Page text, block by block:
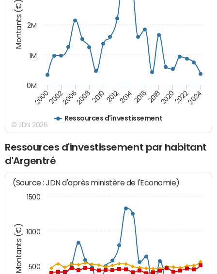
Montants (€)
Ressources d'investissement
20002002200620082010 2012201420162018202020222024
0M
1M
2M
© JDN 2026
Ressources d'investissement par habitant
d'Argentré
Montants (€)
(Source : JDN d'après ministère de l'Economie)
500
1000
1500